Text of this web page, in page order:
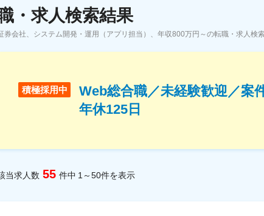
パートナーエージェントサービス
転職Q&A
・求人検索結果
券会社、システム開発・運用（アプリ担当）、年収800万円～の転職・求人検
積極採用中
Web総合職／未経験歓迎／案
年休125日
当求人数 55 件中 1～50件を表示